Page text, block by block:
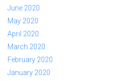
June 2020
May 2020
April 2020
March 2020
February 2020
January 2020